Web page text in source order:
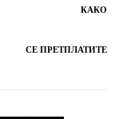
КАКО
СЕ ПРЕТПЛАТИТЕ